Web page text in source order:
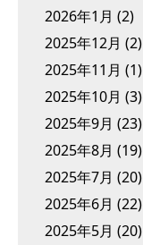
2026年1月 (2)
2025年12月 (2)
2025年11月 (1)
2025年10月 (3)
2025年9月 (23)
2025年8月 (19)
2025年7月 (20)
2025年6月 (22)
2025年5月 (20)